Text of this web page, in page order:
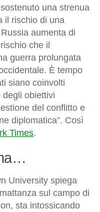
una strenua
il rischio di una
aumenta di
che il
guerra prolungata
È tempo
siano coinvolti
obiettivi
del conflitto e
diplomatica”. Così
Times.
University spiega
sul campo di
sta intossicando